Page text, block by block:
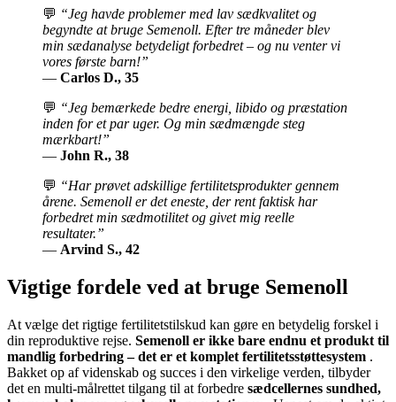
💬 “Jeg havde problemer med lav sædkvalitet og
begyndte at bruge Semenoll. Efter tre måneder blev
min sædanalyse betydeligt forbedret – og nu venter vi
vores første barn!”
— Carlos D., 35
💬 “Jeg bemærkede bedre energi, libido og præstation
inden for et par uger. Og min sædmængde steg
mærkbart!”
— John R., 38
💬 “Har prøvet adskillige fertilitetsprodukter gennem
årene. Semenoll er det eneste, der rent faktisk har
forbedret min sædmotilitet og givet mig reelle
resultater.”
— Arvind S., 42
Vigtige fordele ved at bruge Semenoll
At vælge det rigtige fertilitetstilskud kan gøre en betydelig forskel i
din reproduktive rejse. Semenoll er ikke bare endnu et produkt til
mandlig forbedring – det er et komplet fertilitetsstøttesystem .
Bakket op af videnskab og succes i den virkelige verden, tilbyder
det en multi-målrettet tilgang til at forbedre sædcellernes sundhed,